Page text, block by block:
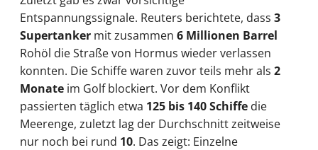
Entspannungssignale. Reuters berichtete, dass 3
Supertanker mit zusammen 6 Millionen Barrel
Rohöl die Straße von Hormus wieder verlassen
konnten. Die Schiffe waren zuvor teils mehr als 2
Monate im Golf blockiert. Vor dem Konflikt
passierten täglich etwa 125 bis 140 Schiffe die
Meerenge, zuletzt lag der Durchschnitt zeitweise
nur noch bei rund 10. Das zeigt: Einzelne